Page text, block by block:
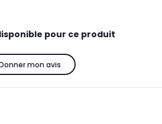
pour ce produit
mon avis